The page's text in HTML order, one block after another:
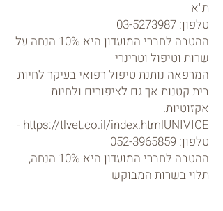
ת"א
טלפון: 03-5273987
ההטבה לחברי המועדון היא 10% הנחה על
שרות וטיפול וטרינרי
המרפאה נותנת טיפול רפואי בעיקר לחיות
בית קטנות אך גם לציפורים ולחיות
אקזוטיות.
https://tlvet.co.il/index.html
UNIVICE -
טלפון: 052-3965859
ההטבה לחברי המועדון היא 10% הנחה,
תלוי בשרות המבוקש